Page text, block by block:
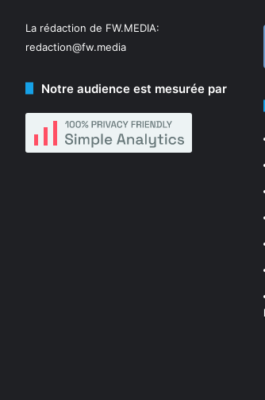
La rédaction de FW.MEDIA:
redaction@fw.media
Notre audience est mesurée par